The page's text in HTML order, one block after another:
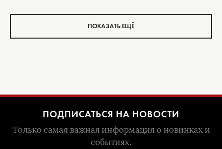
ПОКАЗАТЬ ЕЩЁ
ПОДПИСАТЬСЯ НА НОВОСТИ
Только самая важная информация о новинках и
событиях.